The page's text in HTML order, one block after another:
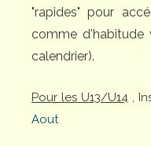
"rapides" pour
comme d'habitude
calendrier).
Pour les U13/U14,
Aout